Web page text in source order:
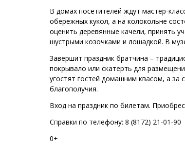
В домах посетителей ждут мастер-
обережных кукол, а на колокольне
оценить деревянные качели, принять
шустрыми козочками и лошадкой. В
Завершит праздник братчина –
покрывало или скатерть для
угостят гостей домашним квасом, а за
благополучия.
Вход на праздник по билетам.
Справки по телефону: 8 (8172) 21-01-90
0+